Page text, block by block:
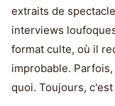
extraits de
interviews
format culte, où il
improbable.
quoi. Toujours,